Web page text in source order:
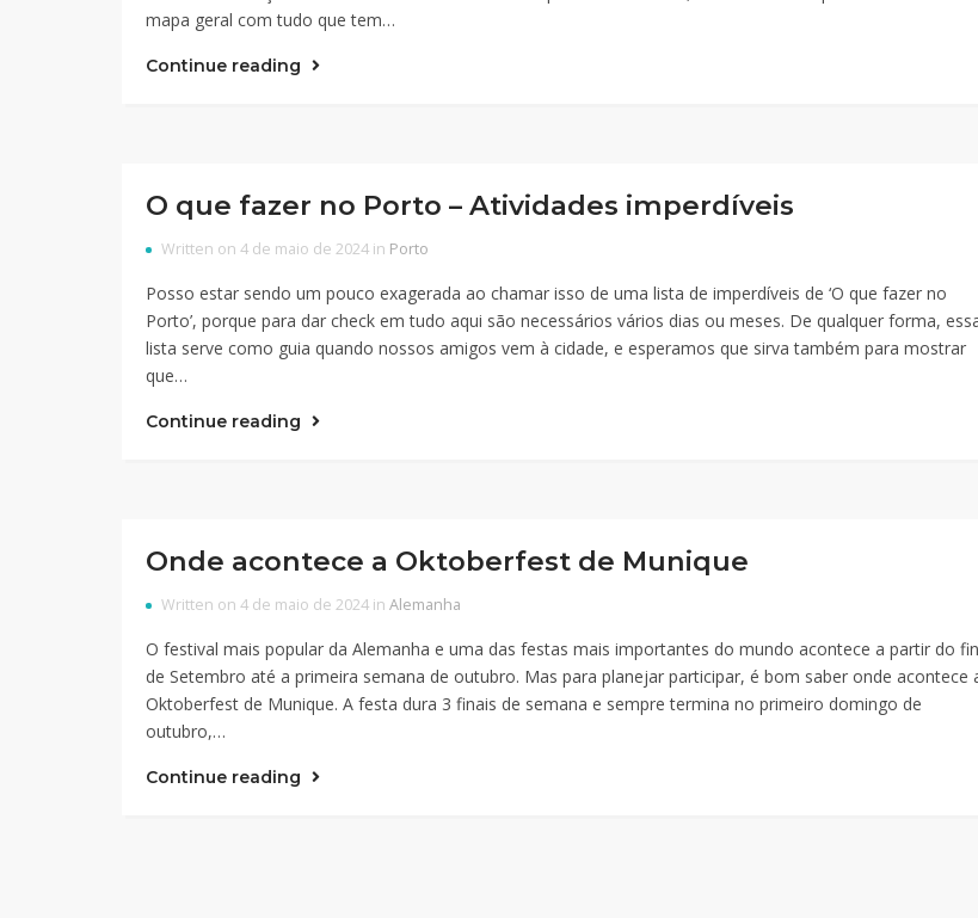
mapa geral com tudo que tem…
Continue reading
O que fazer no Porto – Atividades imperdíveis
Written on 4 de maio de 2024 in Porto
Posso estar sendo um pouco exagerada ao chamar isso de uma lista de imperdíveis de ‘O que fazer no
Porto’, porque para dar check em tudo aqui são necessários vários dias ou meses. De qualquer forma,
lista serve como guia quando nossos amigos vem à cidade, e esperamos que sirva também para mostrar
que…
Continue reading
Onde acontece a Oktoberfest de Munique
Written on 4 de maio de 2024 in Alemanha
O festival mais popular da Alemanha e uma das festas mais importantes do mundo acontece a partir do
de Setembro até a primeira semana de outubro. Mas para planejar participar, é bom saber onde acontece
Oktoberfest de Munique. A festa dura 3 finais de semana e sempre termina no primeiro domingo de
outubro,…
Continue reading